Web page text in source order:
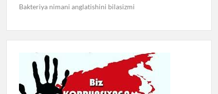
Bakteriya nimani anglatishini bilasizmi